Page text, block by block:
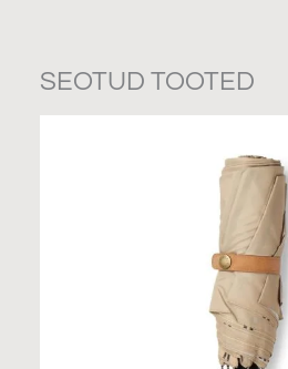
SEOTUD TOOTED